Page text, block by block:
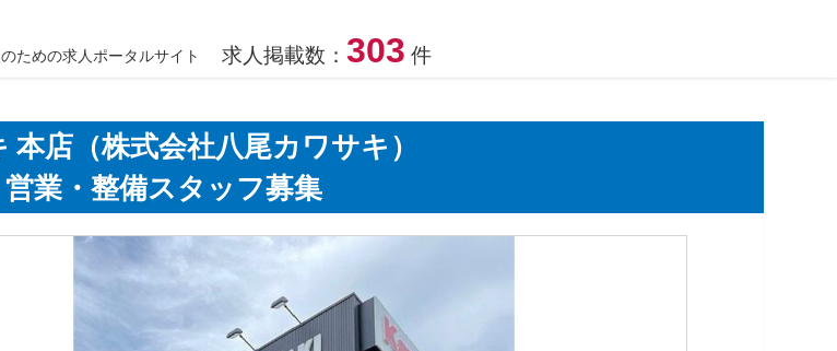
ための求人ポータルサイト
求人掲載数：303 件
本店（株式会社八尾カワサキ）
業・整備スタッフ募集